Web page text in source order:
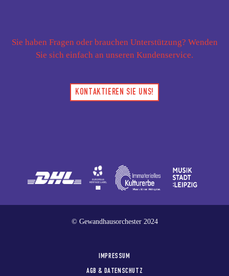
Sie haben Fragen oder brauchen Unterstützung? Wenden
Sie sich einfach an unseren Kundenservice.
KONTAKTIEREN SIE UNS!
© Gewandhausorchester 2024
IMPRESSUM
AGB & DATENSCHUTZ